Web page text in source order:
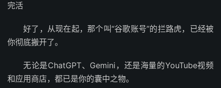
完活
好了，从现在起，那个叫“谷歌账号”的拦路虎，已经被
你彻底搬开了。
无论是ChatGPT、Gemini，还是海量的YouTube视频
和应用商店，都已是你的囊中之物。